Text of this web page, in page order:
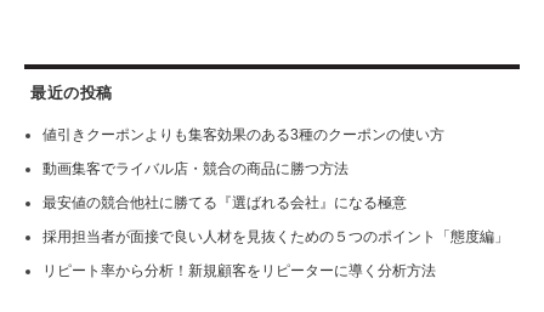
最近の投稿
値引きクーポンよりも集客効果のある3種のクーポンの使い方
動画集客でライバル店・競合の商品に勝つ方法
最安値の競合他社に勝てる『選ばれる会社』になる極意
採用担当者が面接で良い人材を見抜くための５つのポイント「態度編」
リピート率から分析！新規顧客をリピーターに導く分析方法